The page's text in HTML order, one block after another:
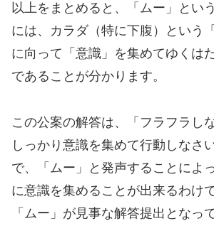
以上をまとめると、「ムー」とい
には、カラダ（特に下腹）という
に向って「意識」を集めてゆくは
であることが分かります。
この公案の解答は、「フラフラし
しっかり意識を集めて行動しなさ
で、「ムー」と発声することによ
に意識を集めることが出来るわけ
「ムー」が見事な解答提出となっ